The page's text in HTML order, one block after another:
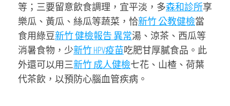
等；三要留意飲食調理，宜平淡，多森和診所享
樂瓜、黃瓜、絲瓜等蔬菜，恰新竹 公教健檢當
食用綠豆新竹 健檢報告 異常湯、涼茶、西瓜等
消暑食物，少新竹 HPV疫苗吃肥甘厚膩食品。此
外還可以用三新竹 成人健檢七花、山楂、荷葉
代茶飲，以預防心腦血管疾病。